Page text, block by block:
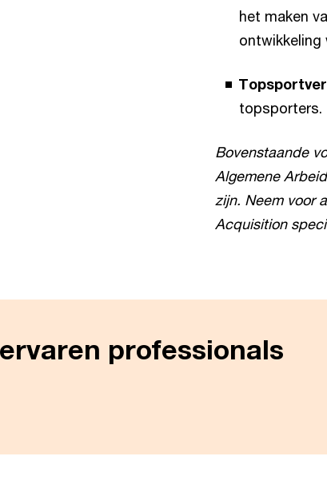
het maken
ontwikkeling
topsporters.
Bovenstaande
Algemene
zijn. Neem voor
Acquisition
professionals